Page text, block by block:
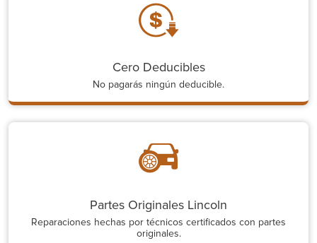
Cero Deducibles
No pagarás ningún deducible.
Partes Originales Lincoln
Reparaciones hechas por técnicos certificados con partes
originales.